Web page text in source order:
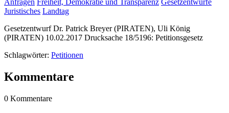
Juristisches Landtag
Gesetzentwurf Dr. Patrick Breyer (PIRATEN), Uli König
(PIRATEN) 10.02.2017 Drucksache 18/5196: Petitionsgesetz
Schlagwörter: Petitionen
Kommentare
0 Kommentare